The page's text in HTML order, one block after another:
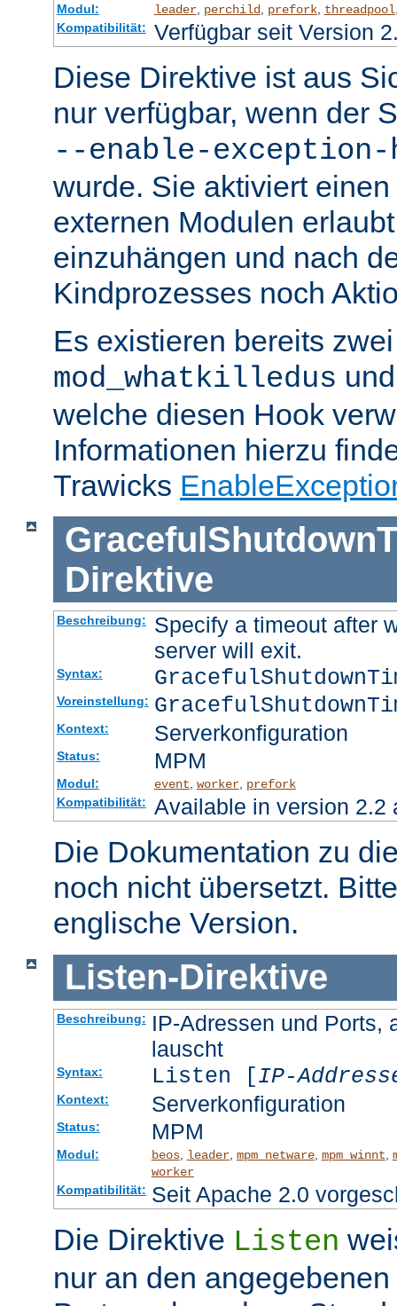
Modul: leader, perchild, prefork, threadpool
Kompatibilität:
Verfügbar seit Version
Diese Direktive ist aus
nur verfügbar, wenn der
--enable-exception-
wurde. Sie aktiviert
externen Modulen
einzuhängen und nach
Kindprozesses noch
Es existieren bereits
mod_whatkilledus
welche diesen Hook
Informationen hierzu
Trawicks
Direktive
Beschreibung:
Specify a timeout after
server will exit.
Syntax:
Voreinstellung:
Kontext: Serverkonfiguration
Status: MPM
Modul: event, worker, prefork
Kompatibilität:
Available in version 2.2
Die Dokumentation zu
noch nicht übersetzt.
englische Version.
Listen-Direktive
Beschreibung: IP-Adressen und Ports,
lauscht
Syntax: Listen [IP-
Kontext: Serverkonfiguration
Status: MPM
Modul: beos, leader, mpm_netware, mpm_winnt
worker
Kompatibilität: Seit Apache 2.0
Die Direktive Listen
nur an den